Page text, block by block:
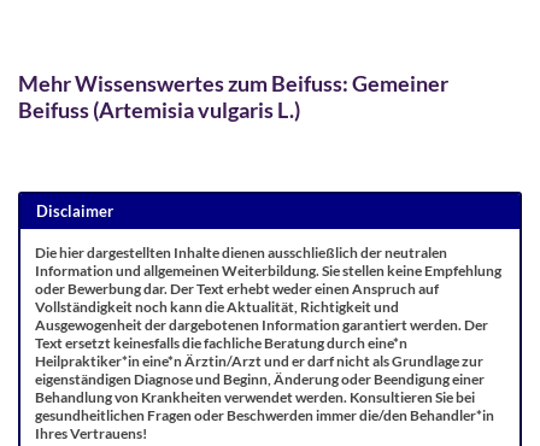
Mehr Wissenswertes zum Beifuss:Gemeiner
Beifuss (Artemisia vulgaris L.)
Disclaimer
Die hier dargestellten Inhalte dienen ausschließlich der neutralen
Information und allgemeinen Weiterbildung. Sie stellen keine Empfehlung
oder Bewerbung dar. Der Text erhebt weder einen Anspruch auf
Vollständigkeit noch kann die Aktualität, Richtigkeit und
Ausgewogenheit der dargebotenen Information garantiert werden. Der
Text ersetzt keinesfalls die fachliche Beratung durch eine*n
Heilpraktiker*in eine*n Ärztin/Arzt und er darf nicht als Grundlage zur
eigenständigen Diagnose und Beginn, Änderung oder Beendigung einer
Behandlung von Krankheiten verwendet werden. Konsultieren Sie bei
gesundheitlichen Fragen oder Beschwerden immer die/den Behandler*in
Ihres Vertrauens!